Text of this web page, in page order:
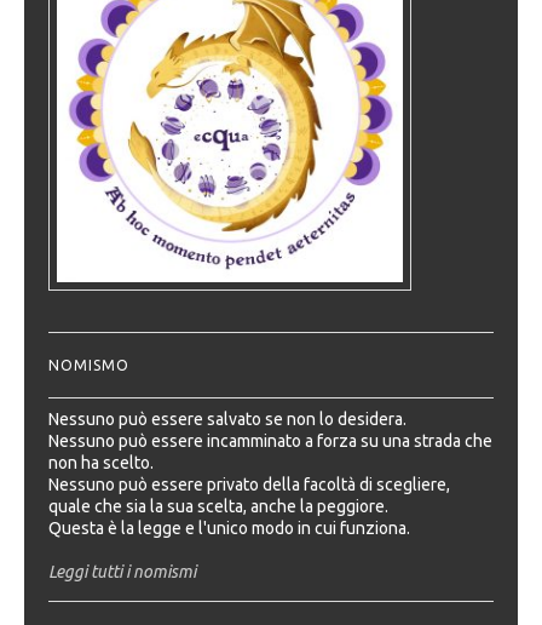
NOMISMO
Nessuno può essere salvato se non lo desidera.
Nessuno può essere incamminato a forza su una strada che
non ha scelto.
Nessuno può essere privato della facoltà di scegliere,
quale che sia la sua scelta, anche la peggiore.
Questa è la legge e l'unico modo in cui funziona.
Leggi tutti i nomismi